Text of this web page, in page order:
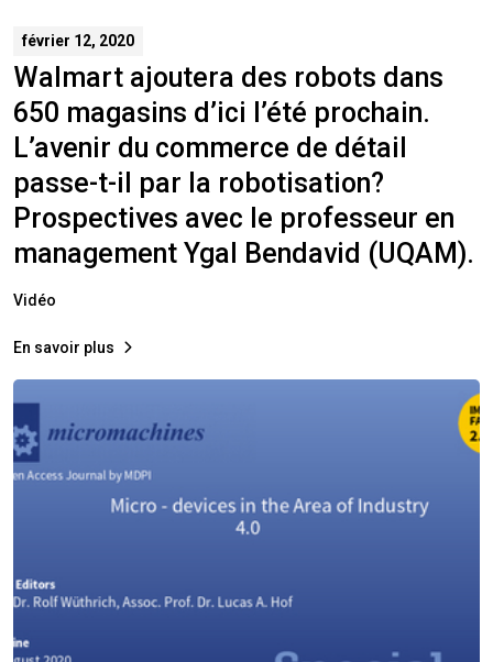
février 12, 2020
Walmart ajoutera des robots dans
650 magasins d’ici l’été prochain.
L’avenir du commerce de détail
passe-t-il par la robotisation?
Prospectives avec le professeur en
management Ygal Bendavid (UQAM).
Vidéo
En savoir plus